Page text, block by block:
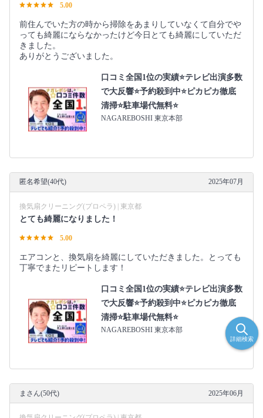
5.00
前住んでいた方の時から掃除をあまりしていなくて自分でや
っても綺麗にならなかったけど今日とても綺麗にしていただ
きました。
ありがとうございました。
口コミ全国1位の実績⭐テレビ出演多数
で大反響⭐予約殺到中⭐ピカピカ徹底
清掃⭐駐車場代無料⭐
NAGAREBOSHI 東京本部
匿名希望(40代) 2025年07月
換気扇クリーニング(プロペラ) | 東京都
とても綺麗になりました！
5.00
エアコンと、換気扇を綺麗にしていただきました。とっても
丁寧でまたリピートします！
口コミ全国1位の実績⭐テレビ出演多数
で大反響⭐予約殺到中⭐ピカピカ徹底
清掃⭐駐車場代無料⭐
NAGAREBOSHI 東京本部
まさん(50代) 2025年06月
詳細検索